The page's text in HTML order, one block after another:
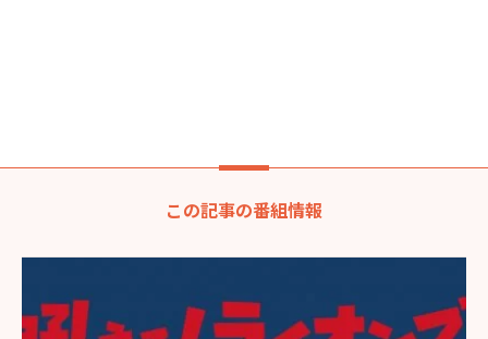
この記事の番組情報